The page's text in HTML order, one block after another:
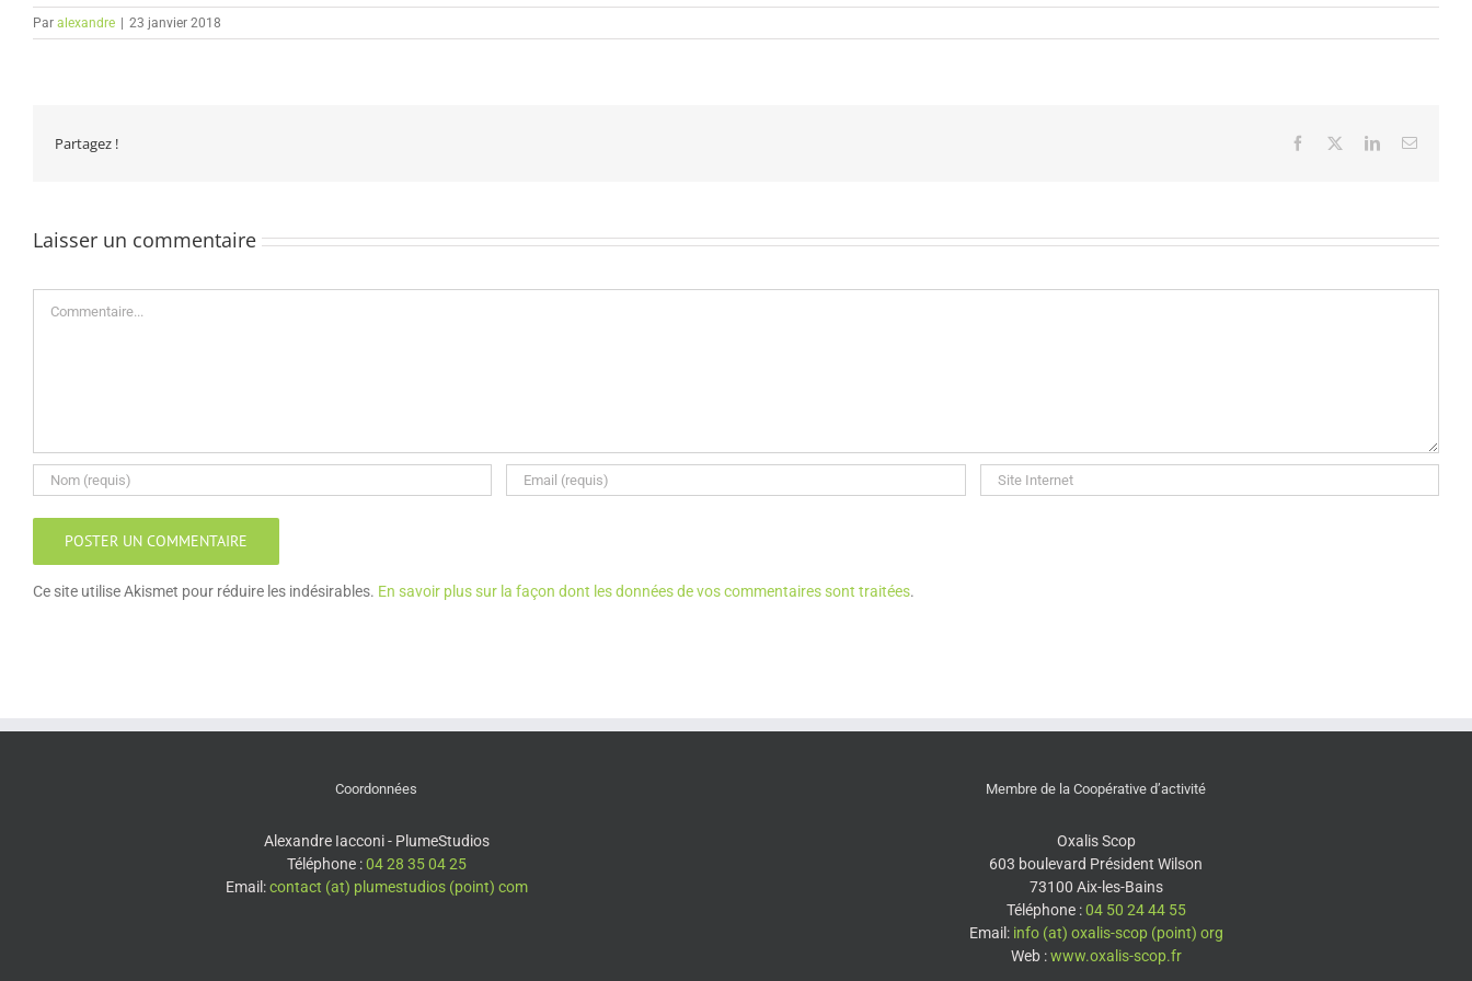
Par alexandre 23 janvier 2018
Partagez ! Facebook LinkedIn
Laisser un commentaire
Ce site utilise Akismet pour réduire les indésirables. En savoir plus sur la façon dont les données de vos commentaires sont traitées.
Coordonnées
Alexandre Iacconi - PlumeStudios
Téléphone :04 28 35 04 25
Email:contact (at) plumestudios (point) com
Membre de la Coopérative d’activité
Oxalis Scop
603 boulevard Président Wilson
73100 Aix-les-Bains
Téléphone :04 50 24 44 55
Email: info (at) oxalis-scop (point) org
Web :www.oxalis-scop.fr